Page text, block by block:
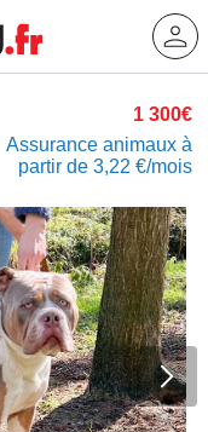
1 300€
Assurance animaux à
partir de 3,22 €/mois